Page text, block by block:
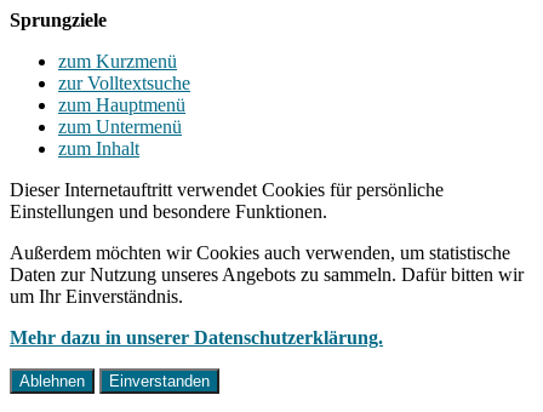
Sprungziele
zum Kurzmenü
zur Volltextsuche
zum Hauptmenü
zum Untermenü
zum Inhalt
Dieser Internetauftritt verwendet Cookies für persönliche
Einstellungen und besondere Funktionen.
Außerdem möchten wir Cookies auch verwenden, um statistische
Daten zur Nutzung unseres Angebots zu sammeln. Dafür bitten wir
um Ihr Einverständnis.
Mehr dazu in unserer Datenschutzerklärung.
Ablehnen Einverstanden